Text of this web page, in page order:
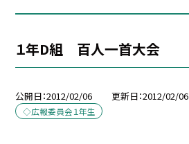
１年D組 百人一首大会
公開日 2012/02/06 更新日 2012/02/06
◇広報委員会１年生